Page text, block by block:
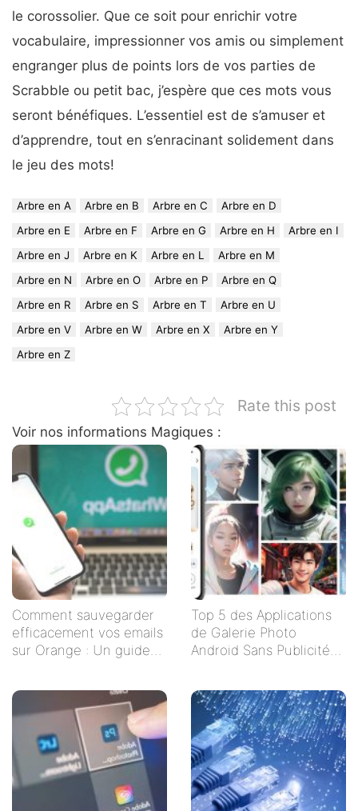
le corossolier. Que ce soit pour enrichir votre
vocabulaire, impressionner vos amis ou simplement
engranger plus de points lors de vos parties de
Scrabble ou petit bac, j’espère que ces mots vous
seront bénéfiques. L’essentiel est de s’amuser et
d’apprendre, tout en s’enracinant solidement dans
le jeu des mots!
Arbre en A Arbre en B Arbre en C
Arbre en D
Arbre en E
Arbre en F Arbre en G Arbre en H
Arbre en I
Arbre en J
Arbre en K Arbre en L
Arbre en M
Arbre en N
Arbre en O Arbre en P
Arbre en Q
Arbre en R
Arbre en S Arbre en T
Arbre en U
Arbre en V
Arbre en W Arbre en X
Arbre en Y
Arbre en Z
Rate this post
Voir nos informations Magiques :
Comment sauvegarder
efficacement vos emails
sur Orange : Un guide
Top 5 des Applications
de Galerie Photo
Android Sans Publicités